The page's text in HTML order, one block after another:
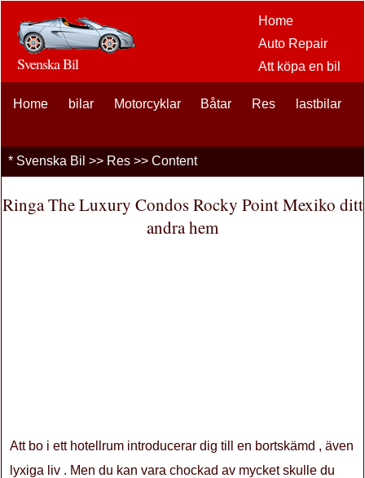
Home
Auto Repair
Att köpa en bil
eftermarknaden
Finansiering
Svenska Bil
Home bilar Motorcyklar Båtar Res lastbilar
* Svenska Bil >> Res >> Content
Ringa The Luxury Condos Rocky Point Mexiko ditt
andra hem
Att bo i ett hotellrum introducerar dig till en bortskämd , även
lyxiga liv . Men du kan vara chockad av mycket skulle du